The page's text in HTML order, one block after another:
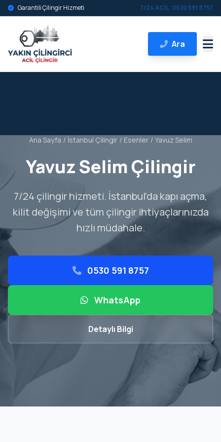
Garantili Çilingir Hizmeti 7/24 ACİL: 0530 591 8757
Ara
Ana Sayfa / İstanbul Çilingir / Esenler / Yavuz Selim
Yavuz Selim Çilingir
7/24 çilingir hizmeti. İstanbul’da kapı açma,
kilit değişimi ve tüm çilingir ihtiyaçlarınızda
hızlı müdahale.
0530 591 8757
WhatsApp
Detaylı Bilgi